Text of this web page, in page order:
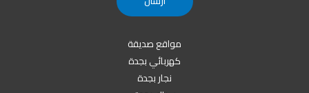
مواقع صديقة
كهربائي بجدة
نجار بجدة